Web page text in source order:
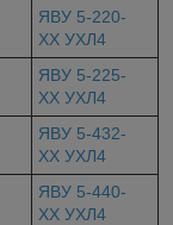
ЯВУ 5-220-
ХХ УХЛ4
ЯВУ 5-225-
ХХ УХЛ4
ЯВУ 5-432-
ХХ УХЛ4
ЯВУ 5-440-
ХХ УХЛ4